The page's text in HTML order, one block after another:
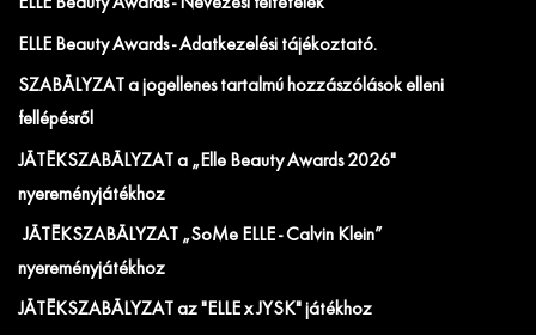
ELLE Beauty Awards - Nevezési feltételek
ELLE Beauty Awards - Adatkezelési tájékoztató.
SZABÁLYZAT a jogellenes tartalmú hozzászólások elleni
fellépésről
JÁTÉKSZABÁLYZAT a „Elle Beauty Awards 2026"
nyereményjátékhoz
JÁTÉKSZABÁLYZAT „SoMe ELLE - Calvin Klein”
nyereményjátékhoz
JÁTÉKSZABÁLYZAT az "ELLE x JYSK" játékhoz